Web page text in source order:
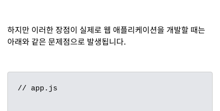
하지만 이러한 장점이 실제로 웹 애플리케이션을 개발할 때는
아래와 같은 문제점으로 발생됩니다.
// app.js